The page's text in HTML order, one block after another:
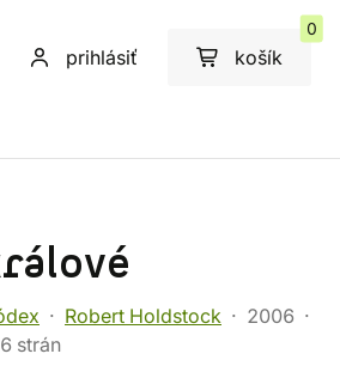
prihlásiť košík
0
Robert Holdstock
2006
strán